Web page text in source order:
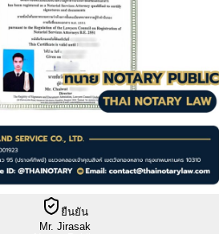
ยืนยัน
Mr. Jirasak